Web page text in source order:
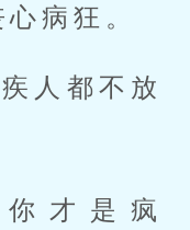
病狂。
人都不放
才是疯